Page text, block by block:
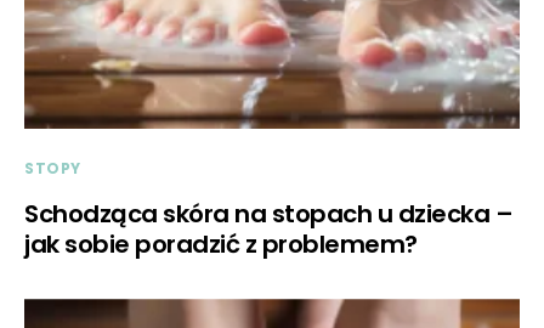
STOPY
Schodząca skóra na stopach u dziecka –
jak sobie poradzić z problemem?